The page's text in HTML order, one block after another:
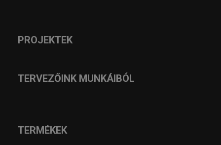
PROJEKTEK
TERVEZŐINK MUNKÁIBÓL
TERMÉKEK